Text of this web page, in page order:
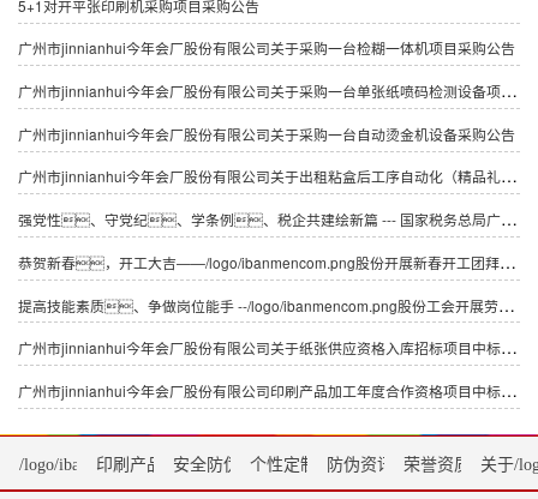
5+1对开平张印刷机采购项目采购公告
广州市jinnianhui今年会厂股份有限公司关于采购一台检糊一体机项目采购公告
广州市jinnianhui今年会厂股份有限公司关于采购一台单张纸喷码检测设备项目采购公告
广州市jinnianhui今年会厂股份有限公司关于采购一台自动烫金机设备采购公告
广州市jinnianhui今年会厂股份有限公司关于出租粘盒后工序自动化（精品礼盒）生产线设备公告采购公告
强党性、守党纪、学条例、税企共建绘新篇 --- 国家税务总局广州市海珠区税务局征收管理科党支部、 国家税务总局广州市海珠区税务局信息中心党支部、 广州市jinnianhui今年会厂股份有限公司包装印刷党支部“联学联建联创”
恭贺新春，开工大吉——/logo/ibanmencom.png股份开展新春开工团拜活动
提高技能素质、争做岗位能手 --/logo/ibanmencom.png股份工会开展劳动技能竞赛
广州市jinnianhui今年会厂股份有限公司关于纸张供应资格入库招标项目中标候选人的公示
广州市jinnianhui今年会厂股份有限公司印刷产品加工年度合作资格项目中标候选人公示
/logo/ibanmencom.png首页
印刷产品 安全防伪服务个性定制 防伪资讯 荣誉资质 关于/